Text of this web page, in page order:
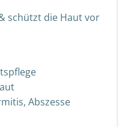
schützt die Haut vor
Abszesse